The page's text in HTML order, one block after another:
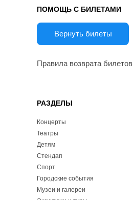
ПОМОЩЬ С БИЛЕТАМИ
Вернуть билеты
Правила возврата билетов
РАЗДЕЛЫ
Концерты
Театры
Детям
Стендап
Спорт
Городские события
Музеи и галереи